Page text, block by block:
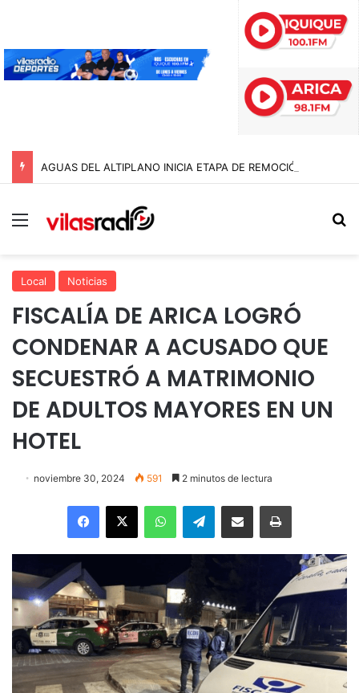
Menú
Local Noticias
FISCALÍA DE ARICA LOGRÓ
CONDENAR A ACUSADO QUE
SECUESTRÓ A MATRIMONIO
DE ADULTOS MAYORES EN UN
HOTEL
noviembre 30, 2024 591 2 minutos de lectura
Facebook
X WhatsAppTelegramEnviar vía email Imprimir